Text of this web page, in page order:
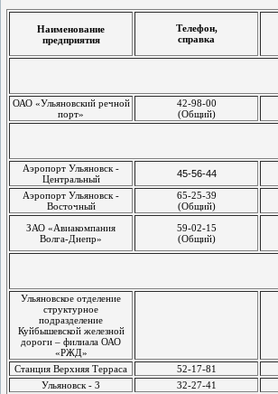
Наименование
предприятия
Телефон,
справка
ОАО «Ульяновский речной
порт»
42-98-00
(Общий)
Аэропорт Ульяновск -
Центральный
45-56-44
Аэропорт Ульяновск -
Восточный
65-25-39
(Общий)
ЗАО «Авиакомпания
Волга-Днепр»
59-02-15
(Общий)
Ульяновское отделение
структурное
подразделение
Куйбышевской железной
дороги – филиала ОАО
«РЖД»
Станция Верхняя Терраса
52-17-81
Ульяновск - 3
32-27-41